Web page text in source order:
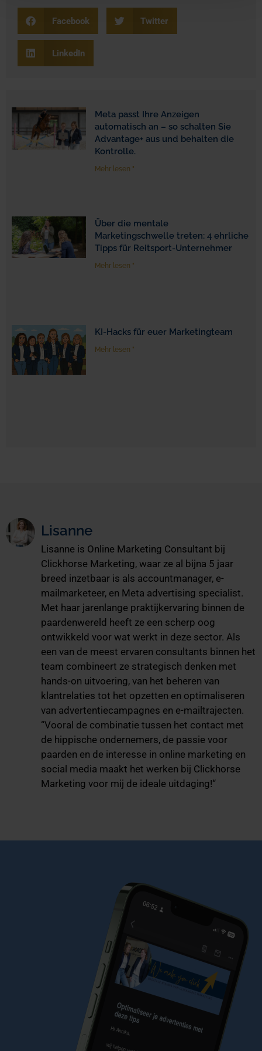
Facebook Twitter
LinkedIn
Meta passt Ihre Anzeigen
automatisch an – so schalten Sie
Advantage+ aus und behalten die
Kontrolle.
Mehr lesen "
Über die mentale
Marketingschwelle treten: 4 ehrliche
Tipps für Reitsport-Unternehmer
Mehr lesen "
KI-Hacks für euer Marketingteam
Mehr lesen "
Lisanne
Lisanne is Online Marketing Consultant bij
Clickhorse Marketing, waar ze al bijna 5 jaar
breed inzetbaar is als accountmanager, e-
mailmarketeer, en Meta advertising specialist.
Met haar jarenlange praktijkervaring binnen de
paardenwereld heeft ze een scherp oog
ontwikkeld voor wat werkt in deze sector. Als
een van de meest ervaren consultants binnen het
team combineert ze strategisch denken met
hands-on uitvoering, van het beheren van
klantrelaties tot het opzetten en optimaliseren
van advertentiecampagnes en e-mailtrajecten.
“Vooral de combinatie tussen het contact met
de hippische ondernemers, de passie voor
paarden en de interesse in online marketing en
social media maakt het werken bij Clickhorse
Marketing voor mij de ideale uitdaging!“